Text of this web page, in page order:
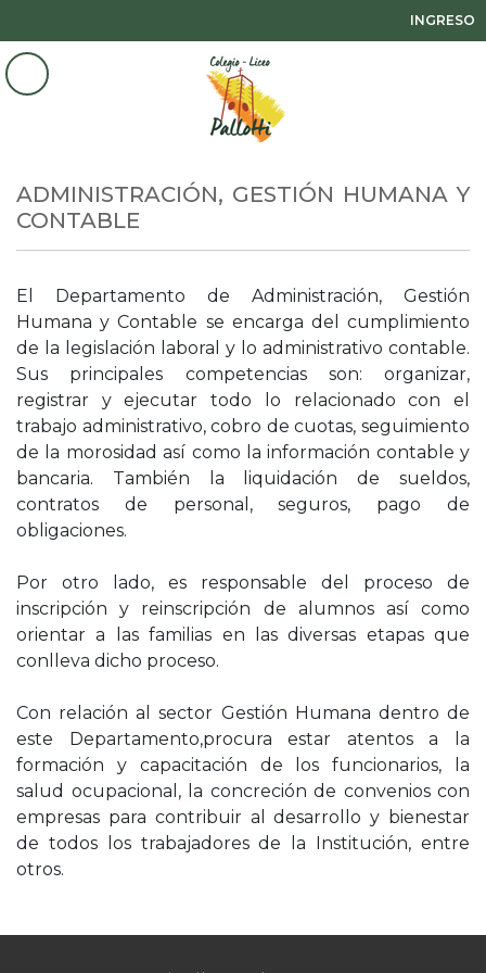
INGRESO
ADMINISTRACIÓN, GESTIÓN HUMANA Y
CONTABLE
El Departamento de Administración, Gestión
Humana y Contable se encarga del cumplimiento
de la legislación laboral y lo administrativo contable.
Sus principales competencias son: organizar,
registrar y ejecutar todo lo relacionado con el
trabajo administrativo, cobro de cuotas, seguimiento
de la morosidad así como la información contable y
bancaria. También la liquidación de sueldos,
contratos de personal, seguros, pago de
obligaciones.
Por otro lado, es responsable del proceso de
inscripción y reinscripción de alumnos así como
orientar a las familias en las diversas etapas que
conlleva dicho proceso.
Con relación al sector Gestión Humana dentro de
este Departamento,procura estar atentos a la
formación y capacitación de los funcionarios, la
salud ocupacional, la concreción de convenios con
empresas para contribuir al desarrollo y bienestar
de todos los trabajadores de la Institución, entre
otros.